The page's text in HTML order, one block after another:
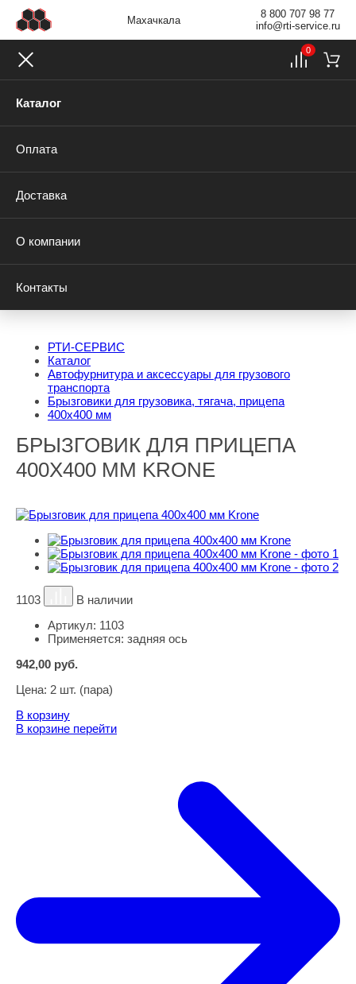
Махачкала
8 800 707 98 77
info@rti-service.ru
Каталог
Оплата
Доставка
О компании
Контакты
0
РТИ-СЕРВИС
Каталог
Автофурнитура и аксессуары для грузового
транспорта
Брызговики для грузовика, тягача, прицепа
400х400 мм
БРЫЗГОВИК ДЛЯ ПРИЦЕПА
400Х400 ММ KRONE
1103
В наличии
Артикул: 1103
Применяется: задняя ось
942,00 руб.
Цена: 2 шт. (пара)
В корзину
В корзине перейти